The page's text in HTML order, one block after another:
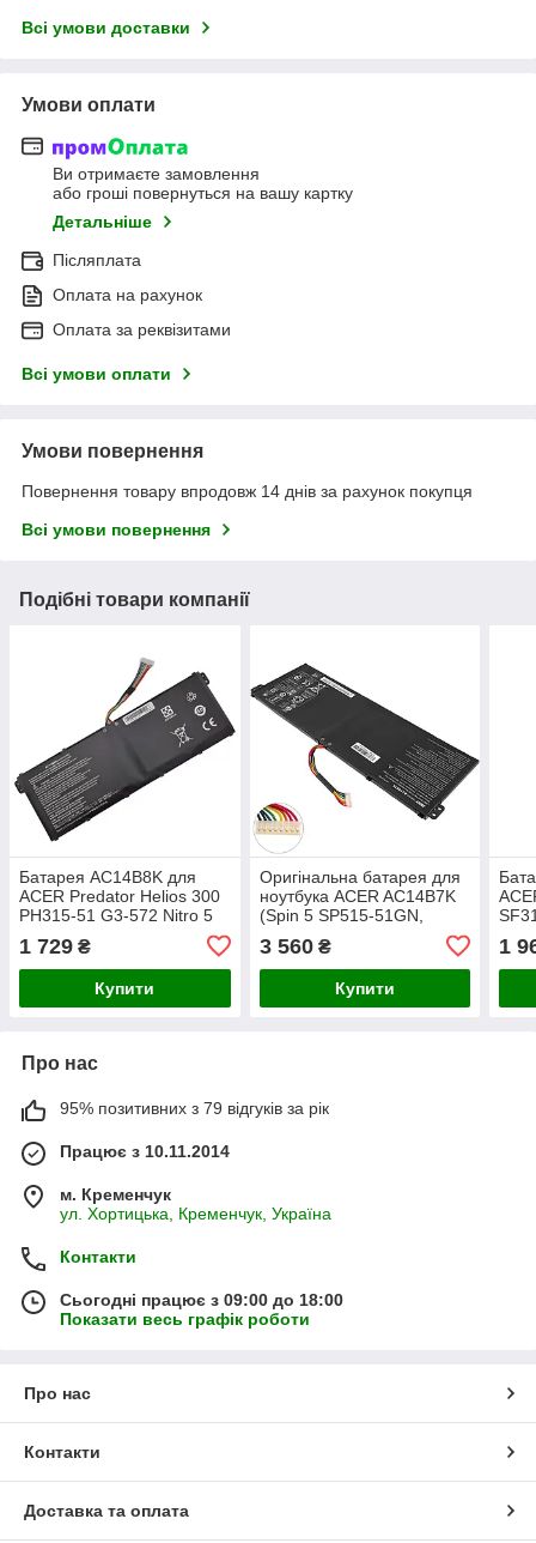
Всі умови доставки
Умови оплати
Ви отримаєте замовлення
або гроші повернуться на вашу картку
Детальніше
Післяплата
Оплата на рахунок
Оплата за реквізитами
Всі умови оплати
Умови повернення
Повернення товару впродовж 14 днів за рахунок покупця
Всі умови повернення
Подібні товари компанії
Батарея AC14B8K для
ACER Predator Helios 300
PH315-51 G3-572 Nitro 5
Aspire V3-371, E3-111
(15.2V 3600mAh 55Wh)
1 729 ₴
Купити
Оригінальна батарея для
ноутбука ACER AC14B7K
(Spin 5 SP515-51GN,
SF314-51, Nitro 5 AN515-
42) 15.28V 3320mAh
3 560₴
Купити
5
1
Про нас
95% позитивних з 79 відгуків за рік
Працює з 10.11.2014
м. Кременчук
ул. Хортицька, Кременчук, Україна
Контакти
Сьогодні працює з 09:00 до 18:00
Показати весь графік роботи
Про нас
Контакти
Доставка та оплата